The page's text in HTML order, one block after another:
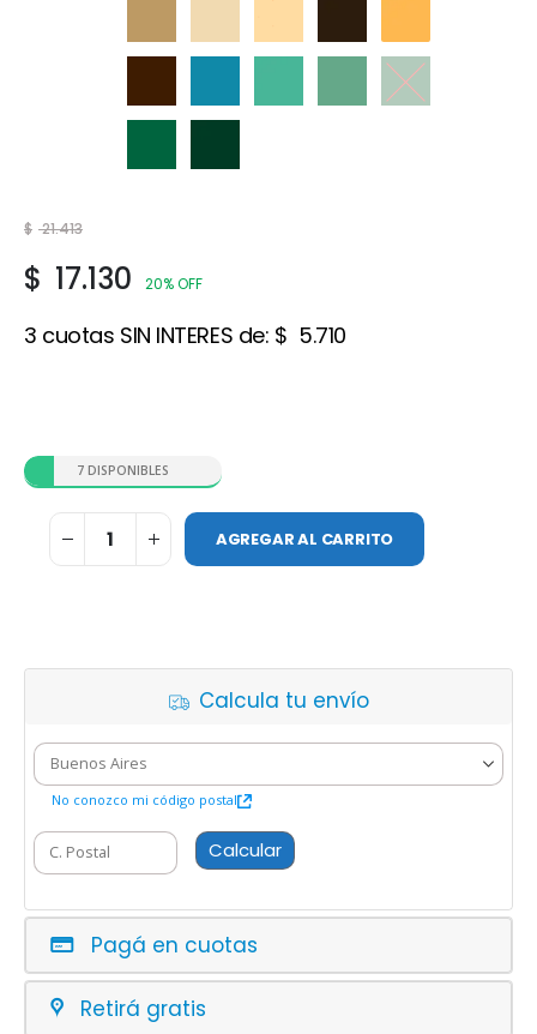
Verde IlusiónVerde Inglés
$ 21.413
$ 17.130 20% OFF
3 cuotas SIN INTERES de: $ 5.710
7 DISPONIBLES
AGREGAR AL CARRITO
Calcula tu envío
No conozco mi código postal
Calcular
Pagá en cuotas
Retirá gratis